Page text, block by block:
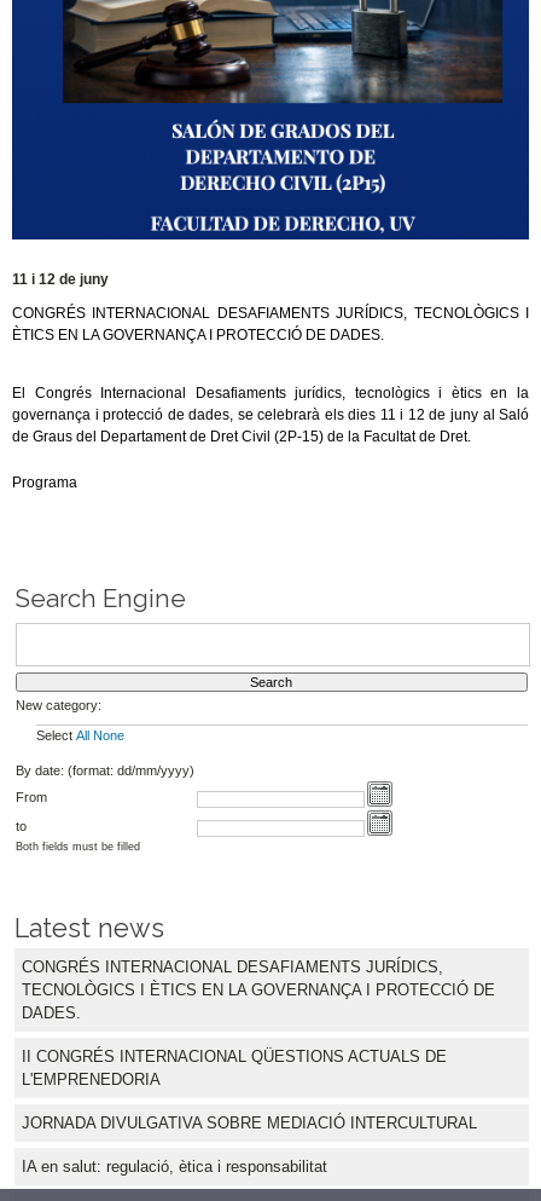
11 i 12 de juny
CONGRÉS INTERNACIONAL DESAFIAMENTS JURÍDICS, TECNOLÒGICS I
ÈTICS EN LA GOVERNANÇA I PROTECCIÓ DE DADES.
El Congrés Internacional Desafiaments jurídics, tecnològics i ètics en la
governança i protecció de dades, se celebrarà els dies 11 i 12 de juny al Saló
de Graus del Departament de Dret Civil (2P-15) de la Facultat de Dret.
Programa
Search Engine
New category:
Select All None
By date: (format: dd/mm/yyyy)
From
to
Both fields must be filled
Latest news
CONGRÉS INTERNACIONAL DESAFIAMENTS JURÍDICS,
TECNOLÒGICS I ÈTICS EN LA GOVERNANÇA I PROTECCIÓ DE
DADES.
II CONGRÉS INTERNACIONAL QÜESTIONS ACTUALS DE
L'EMPRENEDORIA
JORNADA DIVULGATIVA SOBRE MEDIACIÓ INTERCULTURAL
IA en salut: regulació, ètica i responsabilitat